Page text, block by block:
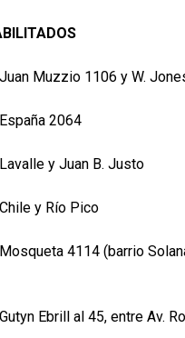
Muzzio 1106 y W.
2064
y Juan B. Justo
y Río Pico
4114 (barrio
Ebrill al 45, entre Av.